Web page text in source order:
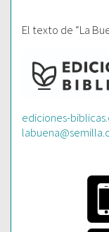
El texto de “La
ediciones-